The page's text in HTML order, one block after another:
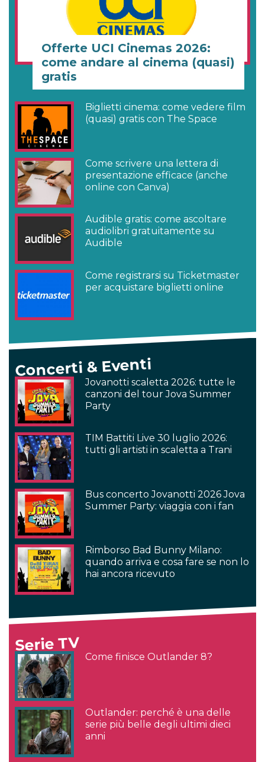
Offerte UCI Cinemas 2026:
come andare al cinema (quasi)
gratis
Biglietti cinema: come vedere film
(quasi) gratis con The Space
Come scrivere una lettera di
presentazione efficace (anche
online con Canva)
Audible gratis: come ascoltare
audiolibri gratuitamente su
Audible
Come registrarsi su Ticketmaster
per acquistare biglietti online
Concerti & Eventi
Jovanotti scaletta 2026: tutte le
canzoni del tour Jova Summer
Party
TIM Battiti Live 30 luglio 2026:
tutti gli artisti in scaletta a Trani
Bus concerto Jovanotti 2026 Jova
Summer Party: viaggia con i fan
Rimborso Bad Bunny Milano:
quando arriva e cosa fare se non lo
hai ancora ricevuto
Serie TV
Come finisce Outlander 8?
Outlander: perché è una delle
serie più belle degli ultimi dieci
anni